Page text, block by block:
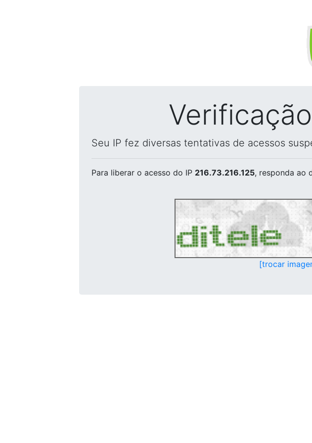
Seu IP fez diversas tentativas de acessos
Para liberar o acesso do IP 216.73.216.125, responda ao
[trocar